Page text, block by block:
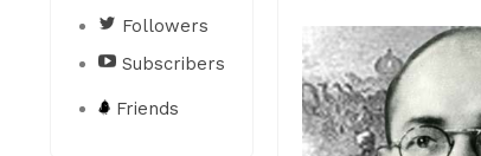
Followers
Subscribers
Friends